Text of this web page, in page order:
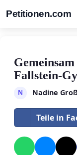
Petitionen.com
Fallstein-
N Nadine
Teile in